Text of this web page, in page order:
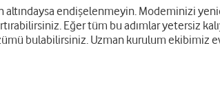
endişelenmeyin. Modeminizi
Eğer tüm bu adımlar yetersiz
bulabilirsiniz. Uzman kurulum ekibimiz